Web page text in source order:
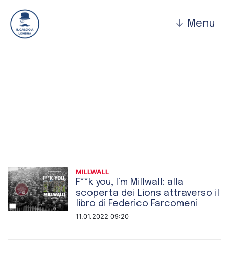
↓ Menu
MILLWALL
F**k you, I’m Millwall: alla
scoperta dei Lions attraverso il
libro di Federico Farcomeni
11.01.2022 09:20